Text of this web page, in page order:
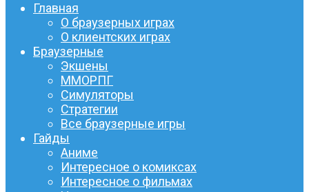
Главная
О браузерных играх
О клиентских играх
Браузерные
Экшены
ММОРПГ
Симуляторы
Стратегии
Все браузерные игры
Гайды
Аниме
Интересное о комиксах
Интересное о фильмах